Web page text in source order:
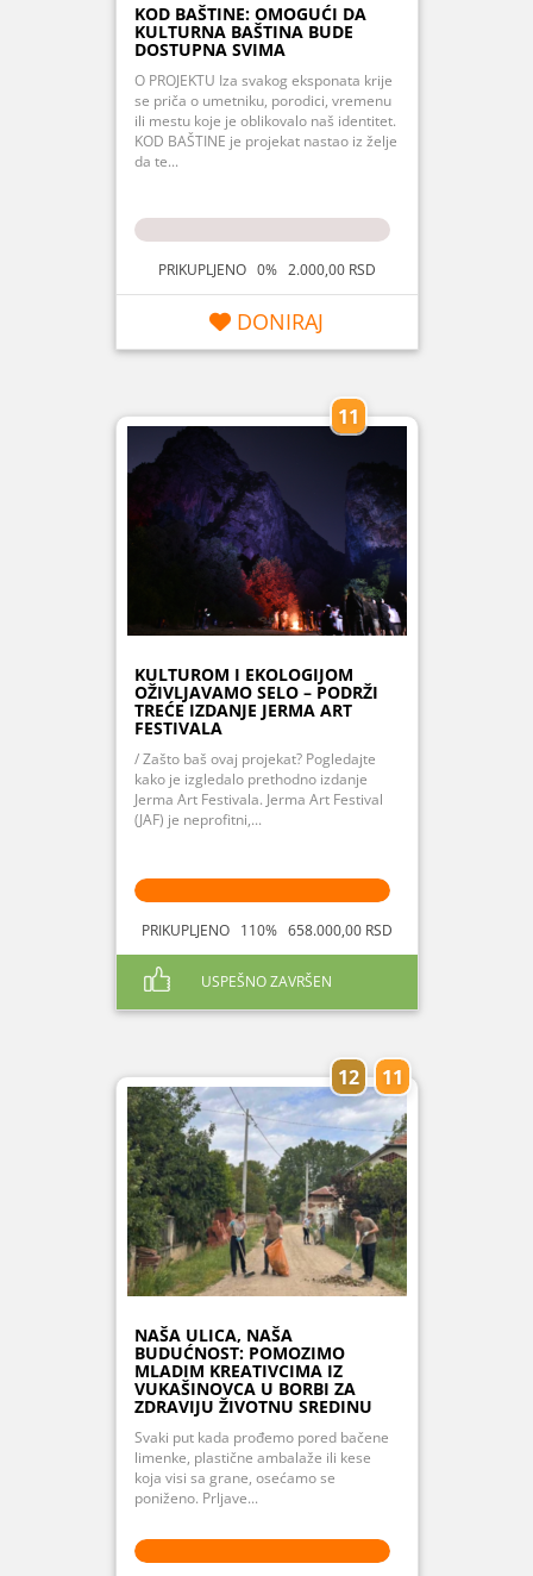
KOD BAŠTINE: OMOGUĆI DA
KULTURNA BAŠTINA BUDE
DOSTUPNA SVIMA
O PROJEKTU Iza svakog eksponata krije
se priča o umetniku, porodici, vremenu
ili mestu koje je oblikovalo naš identitet.
KOD BAŠTINE je projekat nastao iz želje
da te...
PRIKUPLJENO 0% 2.000,00 RSD
DONIRAJ
11
KULTUROM I EKOLOGIJOM
OŽIVLJAVAMO SELO – PODRŽI
TREĆE IZDANJE JERMA ART
FESTIVALA
/ Zašto baš ovaj projekat? Pogledajte
kako je izgledalo prethodno izdanje
Jerma Art Festivala. Jerma Art Festival
(JAF) je neprofitni,...
PRIKUPLJENO 110% 658.000,00 RSD
USPEŠNO ZAVRŠEN
12 11
NAŠA ULICA, NAŠA
BUDUĆNOST: POMOZIMO
MLADIM KREATIVCIMA IZ
VUKAŠINOVCA U BORBI ZA
ZDRAVIJU ŽIVOTNU SREDINU
Svaki put kada prođemo pored bačene
limenke, plastične ambalaže ili kese
koja visi sa grane, osećamo se
poniženo. Prljave...